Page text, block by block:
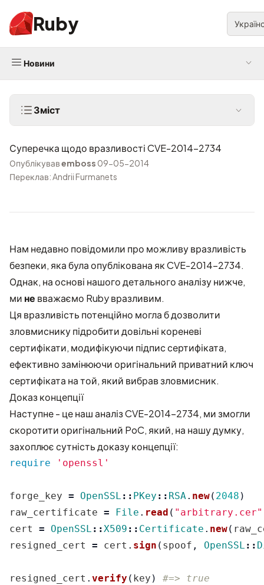
Ruby
Новини
Зміст
Суперечка щодо вразливості CVE-2014-2734
Опублікувавemboss 09-05-2014
Переклав: Andrii Furmanets
Нам недавно повідомили про можливу вразливість
безпеки, яка була опублікована якCVE-2014-2734.
Однак, на основі нашого детального аналізу нижче,
ми не вважаємо Ruby вразливим.
Ця вразливість потенційно могла б дозволити
зловмиснику підробити довільні кореневі
сертифікати, модифікуючи підпис сертифіката,
ефективно замінюючи оригінальний приватний ключ
сертифіката на той, який вибрав зловмисник.
Доказ концепції
Наступне - це наш аналіз CVE-2014-2734, ми змогли
скоротити оригінальний PoC, який, на нашу думку,
захоплює сутність доказу концепції:
require 'openssl'
forge_key = OpenSSL :: PKey :: RSA. new( 2048 )
raw_certificate = File . read ( "arbitrary.cer"
cert
= OpenSSL ::X509 :: Certificate . new(
resigned_cert
= cert . sign ( spoof , OpenSSL ::
resigned_cert . verify ( key ) #=> true